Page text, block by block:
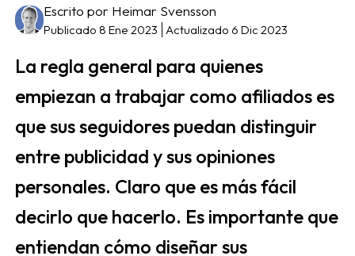
Escrito por Heimar Svensson
Publicado 8 Ene 2023 Actualizado 6 Dic 2023
La regla general para quienes
empiezan a trabajar como afiliados es
que sus seguidores puedan distinguir
entre publicidad y sus opiniones
personales. Claro que es más fácil
decirlo que hacerlo. Es importante que
entiendan cómo diseñar sus